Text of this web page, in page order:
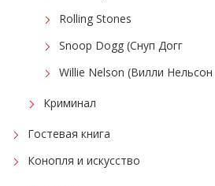
Rolling Stones
Snoop Dogg (Снуп Догг
Willie Nelson (Вилли Нельсон
Криминал
Гостевая книга
Конопля и искусство